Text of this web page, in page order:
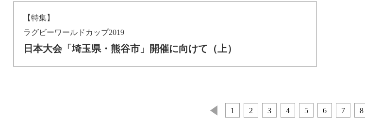
【特集】
ラグビーワールドカップ2019
日本大会「埼玉県・熊谷市」開催に向けて（上）
1 2 3 4 5 6 7 8